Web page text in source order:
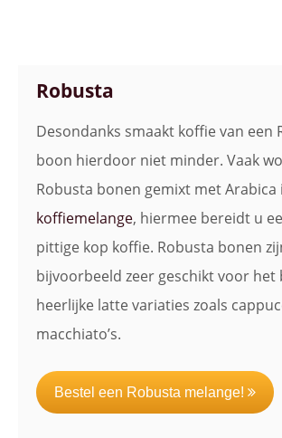
Robusta
Desondanks smaakt koffie van een
boon hierdoor niet minder. Vaak
Robusta bonen gemixt met Arabica
koffiemelange, hiermee bereidt u
pittige kop koffie. Robusta bonen
bijvoorbeeld zeer geschikt voor het
heerlijke latte variaties zoals
macchiato’s.
Bestel een Robusta melange!